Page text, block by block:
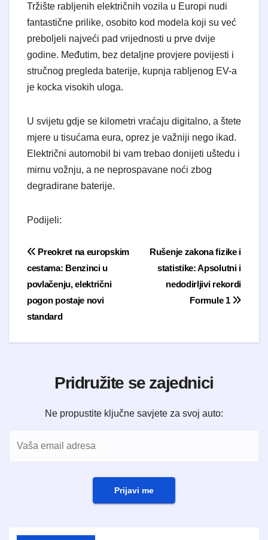
Tržište rabljenih električnih vozila u Europi nudi
fantastične prilike, osobito kod modela koji su već
preboljeli najveći pad vrijednosti u prve dvije
godine. Međutim, bez detaljne provjere povijesti i
stručnog pregleda baterije, kupnja rabljenog EV-a
je kocka visokih uloga.
U svijetu gdje se kilometri vraćaju digitalno, a štete
mjere u tisućama eura, oprez je važniji nego ikad.
Električni automobil bi vam trebao donijeti uštedu i
mirnu vožnju, a ne neprospavane noći zbog
degradirane baterije.
Podijeli:
Navigacija objavaRušenje zakona fizike i
statistike: Apsolutni i
nedodirljivi rekordi
Formule 1
Preokret na europskim
cestama: Benzinci u
povlačenju, električni
pogon postaje novi
standard
Pridružite se zajednici
Ne propustite ključne savjete za svoj auto:
Prijavi me